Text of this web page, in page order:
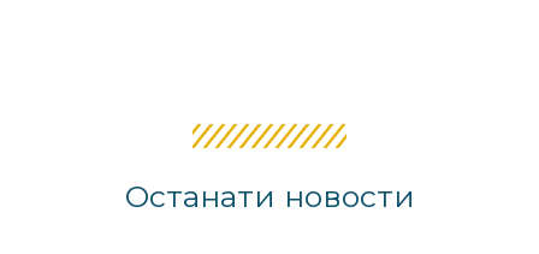
Останати новости